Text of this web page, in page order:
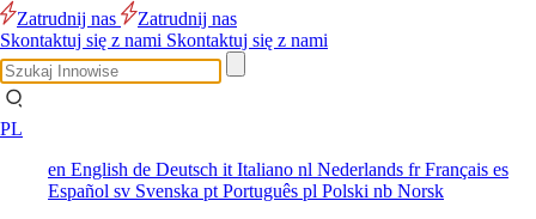
Zatrudnij nas
Zatrudnij nas
Skontaktuj się z nami Skontaktuj się z nami
PL
en English de Deutsch it Italiano nl Nederlands frFrançais es
Español sv Svenska pt Português pl Polski nb Norsk